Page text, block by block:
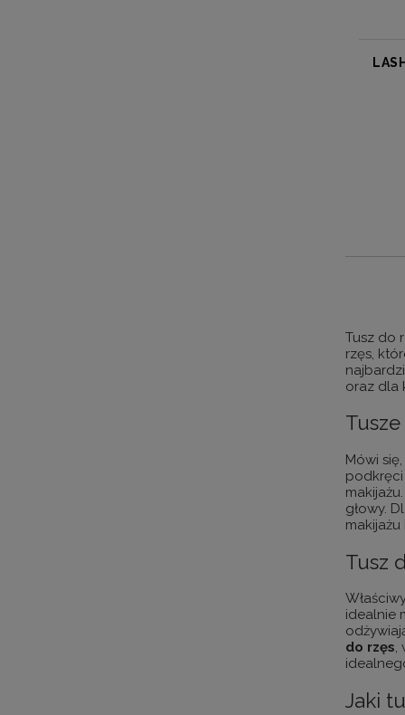
Tusz do
rzęs,
oraz dla
Mówi
podkręci
głowy.
Tusz
idealnie
do rzęs,
Jaki